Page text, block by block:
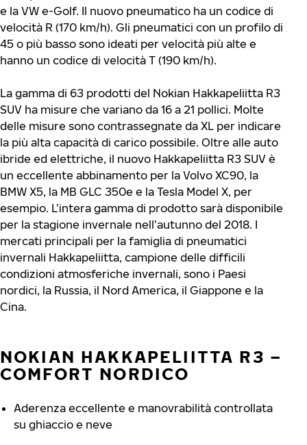
e la VW e-Golf. Il nuovo pneumatico ha un codice di
velocità R (170 km/h). Gli pneumatici con un profilo di
45 o più basso sono ideati per velocità più alte e
hanno un codice di velocità T (190 km/h).
La gamma di 63 prodotti del Nokian Hakkapeliitta R3
SUV ha misure che variano da 16 a 21 pollici. Molte
delle misure sono contrassegnate da XL per indicare
la più alta capacità di carico possibile. Oltre alle auto
ibride ed elettriche, il nuovo Hakkapeliitta R3 SUV è
un eccellente abbinamento per la Volvo XC90, la
BMW X5, la MB GLC 350e e la Tesla Model X, per
esempio. L’intera gamma di prodotto sarà disponibile
per la stagione invernale nell’autunno del 2018. I
mercati principali per la famiglia di pneumatici
invernali Hakkapeliitta, campione delle difficili
condizioni atmosferiche invernali, sono i Paesi
nordici, la Russia, il Nord America, il Giappone e la
Cina.
NOKIAN HAKKAPELIITTA R3 –
COMFORT NORDICO
Aderenza eccellente e manovrabilità controllata
su ghiaccio e neve